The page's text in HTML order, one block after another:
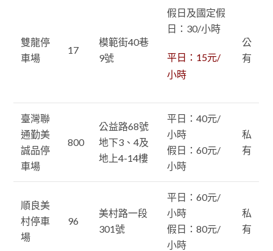
雙龍停
車場
17
模範街40巷
9號
假日及國定假
日：30/小時
平日：15元/
小時
公
有
臺灣聯
通勤美
誠品停
車場
800
公益路68號
地下3、4及
地上4-14樓
平日：40元/
小時
假日：60元/
小時
私
有
順良美
村停車
場
96
美村路一段
301號
平日：60元/
小時
假日：80元/
小時
私
有